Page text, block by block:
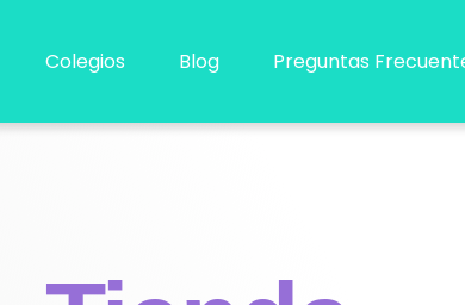
Colegios Blog Preguntas